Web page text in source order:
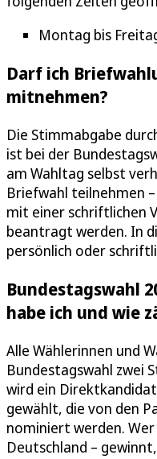
Montag bis
Darf ich
mitnehmen?
Die Stimmabgabe
ist bei der
am Wahltag selbst
Briefwahl teilnehmen
mit einer schriftlichen
beantragt werden. In
persönlich oder
Bundestagswahl
habe ich und wie
Alle Wählerinnen und
Bundestagswahl zwei
wird ein
gewählt, die von den
nominiert werden. Wer
Deutschland –